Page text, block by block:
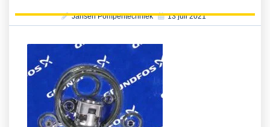
Jansen Pompentechniek 13 juli 2021